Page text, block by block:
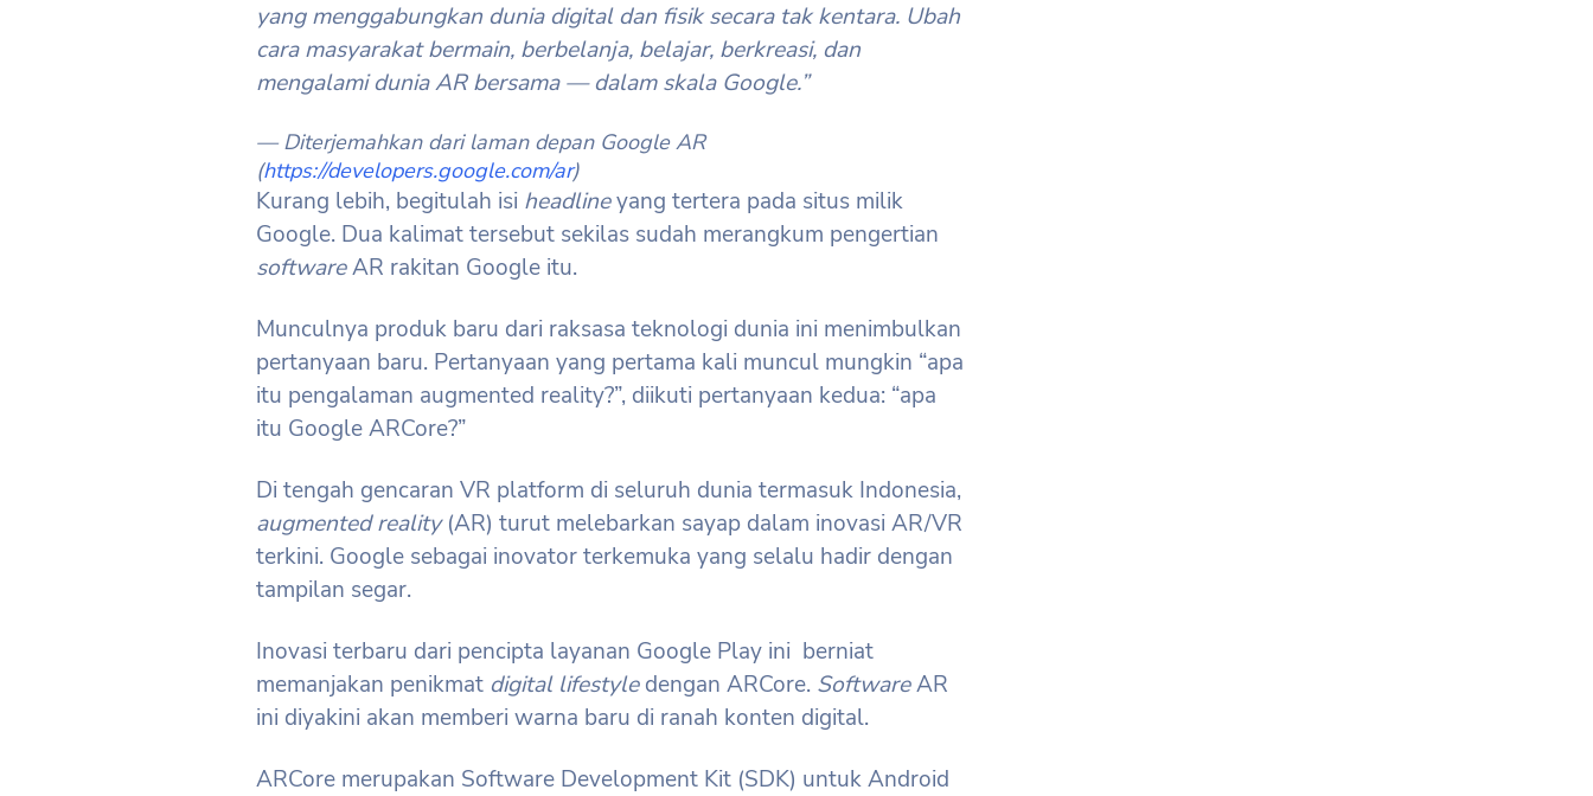
yang menggabungkan dunia digital dan fisik secara tak kentara. Ubah
cara masyarakat bermain, berbelanja, belajar, berkreasi, dan
mengalami dunia AR bersama — dalam skala Google.”
— Diterjemahkan dari laman depan Google AR
(https://developers.google.com/ar)
Kurang lebih, begitulah isi headlineyang tertera pada situs milik
Google. Dua kalimat tersebut sekilas sudah merangkum pengertian
softwareAR rakitan Google itu.
Munculnya produk baru dari raksasa teknologi dunia ini menimbulkan
pertanyaan baru. Pertanyaan yang pertama kali muncul mungkin “apa
itu pengalaman augmented reality?”, diikuti pertanyaan kedua: “apa
itu Google ARCore?”
Di tengah gencaran VR platform di seluruh dunia termasuk Indonesia,
augmented reality(AR) turut melebarkan sayap dalam inovasi AR/VR
terkini. Google sebagai inovator terkemuka yang selalu hadir dengan
tampilan segar.
Inovasi terbaru dari pencipta layanan Google Play ini berniat
memanjakan penikmat digital lifestyledengan ARCore. SoftwareAR
ini diyakini akan memberi warna baru di ranah konten digital.
ARCore merupakan Software Development Kit (SDK) untuk Android